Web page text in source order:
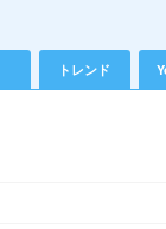
トレンド